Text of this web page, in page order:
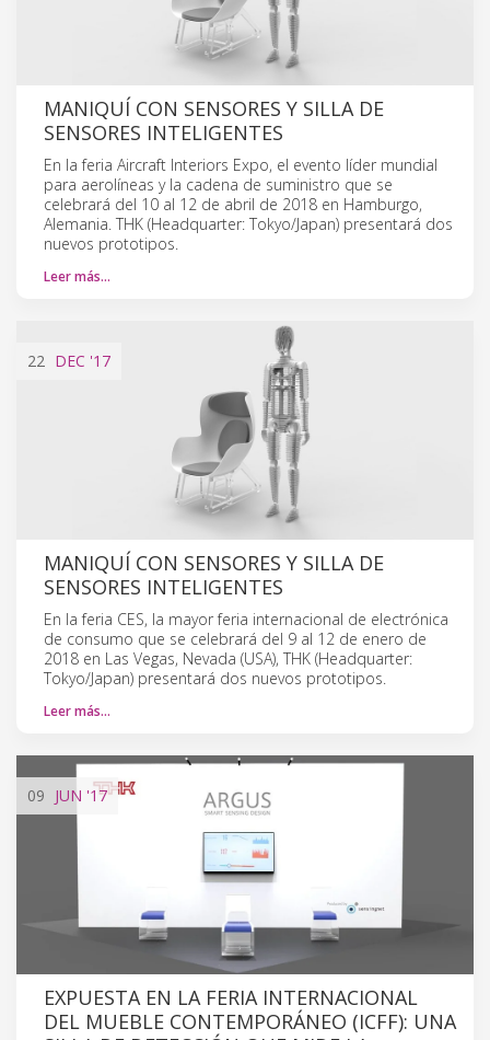
MANIQUÍ CON SENSORES Y SILLA DE
SENSORES INTELIGENTES
En la feria Aircraft Interiors Expo, el evento líder mundial
para aerolíneas y la cadena de suministro que se
celebrará del 10 al 12 de abril de 2018 en Hamburgo,
Alemania. THK (Headquarter: Tokyo/Japan) presentará dos
nuevos prototipos.
Leer más…
22 DEC '17
MANIQUÍ CON SENSORES Y SILLA DE
SENSORES INTELIGENTES
En la feria CES, la mayor feria internacional de electrónica
de consumo que se celebrará del 9 al 12 de enero de
2018 en Las Vegas, Nevada (USA), THK (Headquarter:
Tokyo/Japan) presentará dos nuevos prototipos.
Leer más…
09 JUN '17
EXPUESTA EN LA FERIA INTERNACIONAL
DEL MUEBLE CONTEMPORÁNEO (ICFF): UNA